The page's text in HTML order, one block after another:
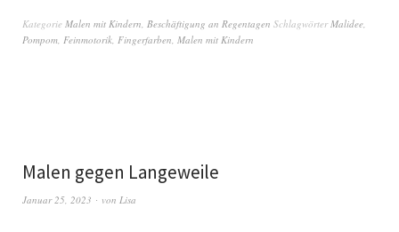
Kategorie Malen mit Kindern Beschäftigung an Regentagen Schlagwörter Malidee
Pompom Feinmotorik Fingerfarben Malen mit Kindern
Malen gegen Langeweile
Januar 25, 2023 von Lisa